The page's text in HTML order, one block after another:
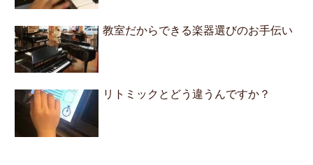
教室だからできる楽器選びのお手伝い
リトミックとどう違うんですか？